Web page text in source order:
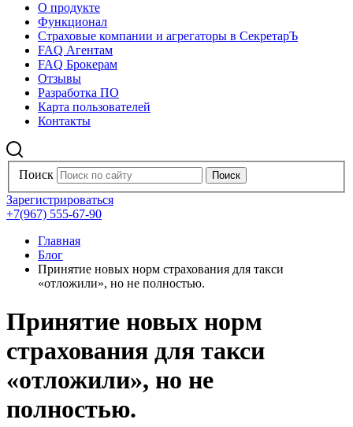
О продукте
Функционал
Страховые компании и агрегаторы в СекретарЪ
FAQ Агентам
FAQ Брокерам
Отзывы
Разработка ПО
Карта пользователей
Контакты
Поиск
Зарегистрироваться
+7(967) 555-67-90
Главная
Блог
Принятие новых норм страхования для такси
«отложили», но не полностью.
Принятие новых норм
страхования для такси
«отложили», но не
полностью.